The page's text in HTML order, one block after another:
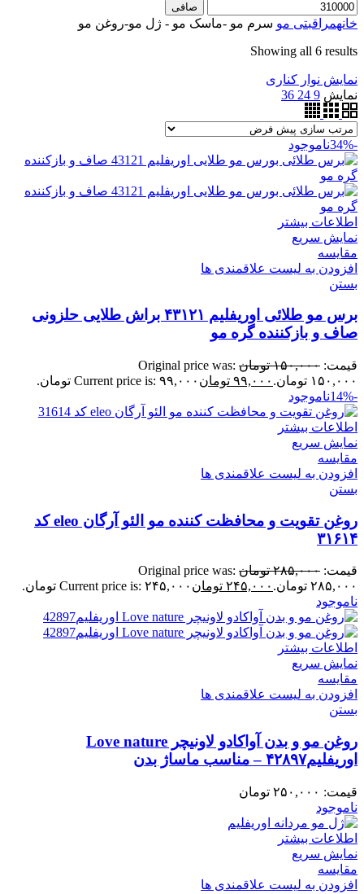
صافی
خانهمراقبتی مو سرم مو -ماسک مو - ژل مو-روغن مو
Showing all 6 results
نمایش نوار کناری
نمایش 9
24
36
-34% ناموجود
اطلاعات بیشتر
نمایش سریع
مقایسه
افزودن به لیست علاقمندی ها
بستن
برس مو طلائی اوریفلیم ۴۳۱۲۱ براش طلایی حلزونی
صاف و بازکننده گره مو
قیمت: ۱۵۰,۰۰۰ تومان Original price was:
۱۵۰,۰۰۰ تومان.
۹۹,۰۰۰ تومان Current price is: ۹۹,۰۰۰ تومان.
-14%
ناموجود
اطلاعات بیشتر
نمایش سریع
مقایسه
افزودن به لیست علاقمندی ها
بستن
روغن تقویت و محافظت کننده مو الئو آرگان eleo کد
۳۱۶۱۴
قیمت: ۲۸۵,۰۰۰ تومان Original price was:
۲۸۵,۰۰۰ تومان.
۲۴۵,۰۰۰ تومان Current price is: ۲۴۵,۰۰۰ تومان.
ناموجود
اطلاعات بیشتر
نمایش سریع
مقایسه
افزودن به لیست علاقمندی ها
بستن
روغن مو و بدن آواکادو لاونیچر Love nature
اوریفلیم۴۲۸۹۷ – مناسب ماساژ بدن
قیمت: ۲۵۰,۰۰۰ تومان
ناموجود
اطلاعات بیشتر
نمایش سریع
مقایسه
افزودن به لیست علاقمندی ها